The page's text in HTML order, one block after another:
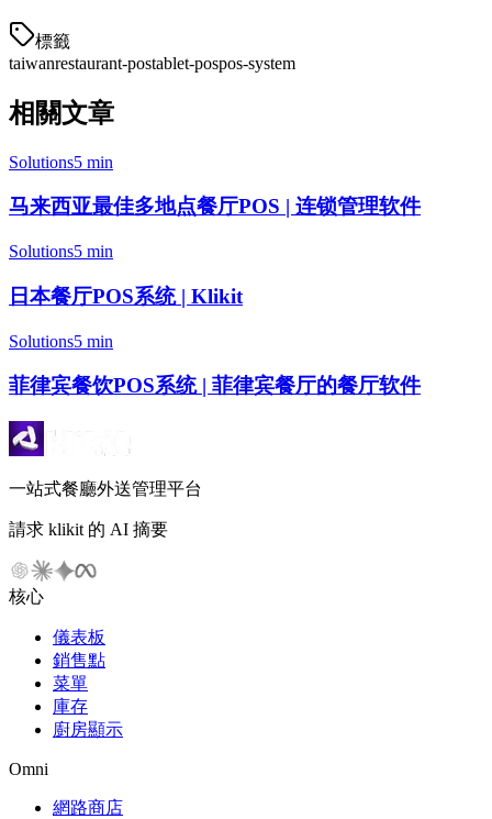
標籤
taiwanrestaurant-postablet-pospos-system
相關文章
Solutions5 min
马来西亚最佳多地点餐厅POS | 连锁管理软件
Solutions5 min
日本餐厅POS系统 | Klikit
Solutions5 min
菲律宾餐饮POS系统 | 菲律宾餐厅的餐厅软件
一站式餐廳外送管理平台
請求 klikit 的 AI 摘要
核心
儀表板
銷售點
菜單
庫存
廚房顯示
Omni
網路商店